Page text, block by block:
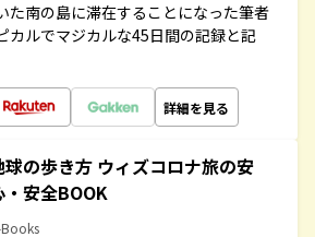
た南の島に滞在することになった筆者
カルでマジカルな45日間の記録と記
詳細を見る
球の歩き方 ウィズコロナ旅の安
・安全BOOK